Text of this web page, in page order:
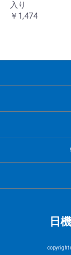
入り
￥1,474
日
copyright